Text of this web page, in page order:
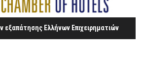
εξαπάτησης Ελλήνων Επιχειρηματιών